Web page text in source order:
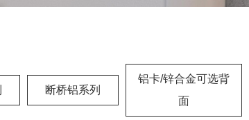
断桥铝系列
铝卡/锌合金可选背
面